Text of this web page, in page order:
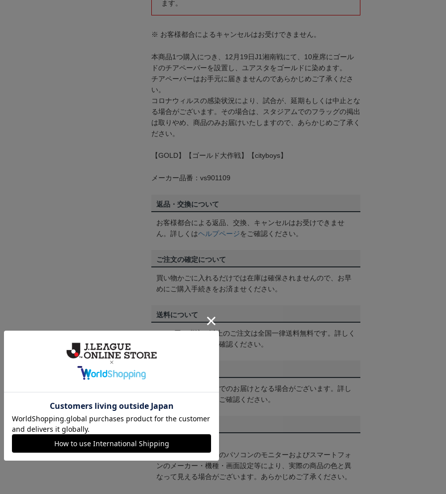
ます。
※ お客様都合によるキャンセルはお受けできません。
本商品1つ購入につき、12月19日J1湘南戦にて、10座席にゴール
ドのチアペーパーを設置し、ユアスタをゴールドに染めます。
チアペーパーはお手元に届きませんのであらかじめご了承くださ
い。
コロナウィルスの感染状況により、試合が、延期もしくは中止とな
る場合がございます。その場合は、スタジアムでのフラッグの掲出
は取りやめ、商品のみお届けいたしますので、あらかじめご了承く
ださい。
【GOLD】【ゴールド大作戦】【cityboys】
メーカー品番：vs901109
返品・交換について
お客様都合による返品、交換、キャンセルはお受けできませ
ん。詳しくはヘルプページをご確認ください。
ご注文の確定について
買い物かごに入れるだけでは在庫は確保されませんので、お早
めにご購入手続きをお済ませください。
送料について
3,980円（税込）以上のご注文は全国一律送料無料です。詳しく
をご確認ください。
一部商品はメール便でのお届けとなる場合がございます。詳し
をご確認ください。
【カラーについて】
商品画像は、お使いのパソコンのモニターおよびスマートフォ
ンのメーカー・機種・画面設定等により、実際の商品の色と異
なって見える場合がございます。あらかじめご了承ください。